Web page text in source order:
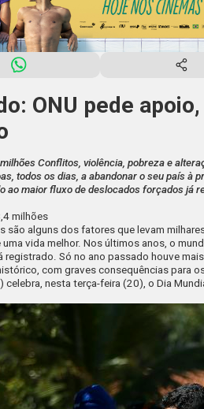
ONU pede apoio,
Conflitos, violência, pobreza e
todos os dias, a abandonar o seu país à
ao maior fluxo de deslocados forçados já
milhões
alguns dos fatores que levam
vida melhor. Nos últimos anos, o
Só no ano passado houve
com graves consequências para
celebra, nesta terça-feira (20), o Dia